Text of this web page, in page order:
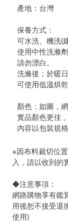
產地：台灣
保養方式：
可水洗、機洗(
使用中性洗滌劑
請勿漂白。
洗滌後；於暖日
可使用低溫烘乾
顏色：如圖，
實品顏色更佳
內容以包裝規格
※因布料裁切位
入，請以收到的
◆注意事項：
網路購物享有鑑
用後恕不接受退
使用)